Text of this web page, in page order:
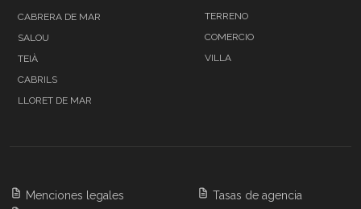
CABRERA DE MAR
SALOU
TEIÀ
CABRILS
LLORET DE MAR
TERRENO
COMERCIO
VILLA
Menciones legales
Tasas de agencia